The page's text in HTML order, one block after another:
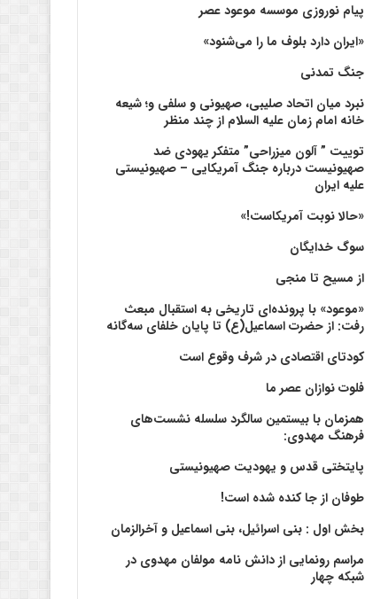
پیام نوروزی موسسه موعود عصر
«ایران دارد بلوف ما را می‌شنود»
جنگ تمدنی
نبرد میان اتحاد صلیبی، صهیونی و سلفی و؛ شیعه
خانه امام زمان علیه السلام از چند منظر
توییت ” آلون میزراحی” متفکر یهودی ضد
صهیونیست درباره جنگ آمریکایی – صهیونیستی
علیه ایران
«حالا نوبت آمریکاست!»
سوگ خدایگان
از مسیح تا منجی
«موعود» با پرونده‌ای تاریخی به استقبال مبعث
رفت: از حضرت اسماعیل(ع) تا پایان خلفای سه‌گانه
کودتای اقتصادی در شرف وقوع است
فلوت نوازان عصر ما
همزمان با بیستمین سالگرد سلسله نشست‌های
فرهنگ مهدوی:‌
پایتختی قدس و یهودیت صهیونیستی
طوفان از جا کنده شده است!
بخش اول : بنی اسرائیل، بنی اسماعیل و آخرالزمان
مراسم رونمایی از دانش نامه مولفان مهدوی در
شبکه چهار